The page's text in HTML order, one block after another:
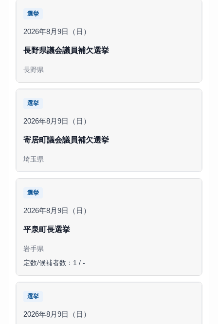
選挙
2026年8月9日（日）
長野県議会議員補欠選挙
長野県
選挙
2026年8月9日（日）
寄居町議会議員補欠選挙
埼玉県
選挙
2026年8月9日（日）
平泉町長選挙
岩手県
定数/候補者数：1 / -
選挙
2026年8月9日（日）